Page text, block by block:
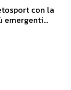
con la
emergenti...